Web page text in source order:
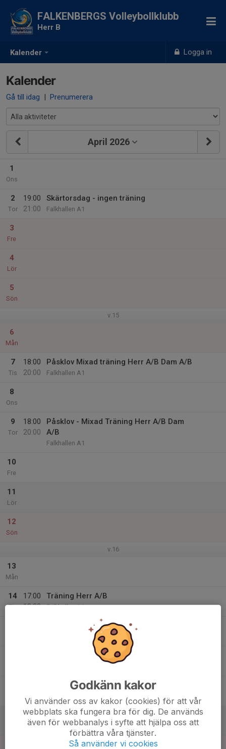
Kalender Logga in
FALKENBERGS Volleybollklubb
Herr B
Kalender
Gå till idag | Prenumerera
April 2026
1
Ons
2
Tor
19:00
21:00
Skärtorsdag - ingen träning
Falkhallen A1
3
Fre
4
Lör
5
Sön
v.15
6
Mån
7
Tis
18:00
20:00
Påsklov Mixad träning Herr A/B Dam A/B
Falkhallen A1
8
Ons
9
Tor
18:00
20:00
Påsklov - Mixad Träning Herr A/B Dam
A/B
Falkhallen A1
10
Fre
11
Lör
12
Sön
v.16
13
Mån
14
Tis
17:00
19:00
Träning Herr A/B
Falkhallen A1
Träning Herr B
Godkänn kakor
Vi använder oss av kakor (cookies) för att vår
webbplats ska fungera bra för dig. De används
även för webbanalys i syfte att hjälpa oss att
förbättra våra tjänster.
Så använder vi cookies